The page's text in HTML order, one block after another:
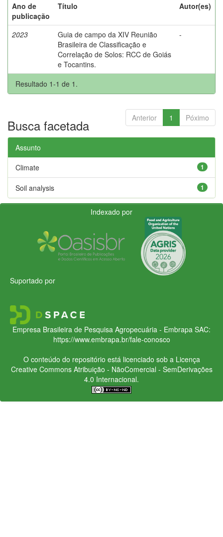
Ano de
publicação
Título Autor(es)
2023
Guia de campo da XIV Reunião
Brasileira de Classificação e
Correlação de Solos: RCC de Goiás
e Tocantins.
-
Resultado 1-1 de 1.
Anterior 1 Póximo
Busca facetada
Assunto
1
Climate
1
Soil analysis
Indexado por
Suportado por
Empresa Brasileira de Pesquisa Agropecuária - Embrapa SAC:
https://www.embrapa.br/fale-conosco
O conteúdo do repositório está licenciado sob a Licença
Creative CommonsAtribuição - NãoComercial - SemDerivações
4.0 Internacional.